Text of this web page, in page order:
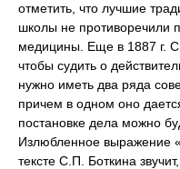
отметить, что лучшие
школы не противоречили
медицины. Еще в 1887 г.
чтобы судить о
нужно иметь два ряда
причем в одном оно
постановке дела можно
Излюбленное выражение
тексте С.П. Боткина